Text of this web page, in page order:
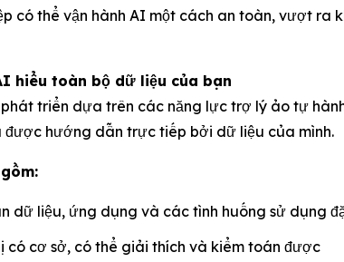
có thể vận hành AI một cách an toàn, vượt
hiểu toàn bộ dữ liệu của bạn
triển dựa trên các năng lực trợ lý ảo tự
hướng dẫn trực tiếp bởi dữ liệu của mình.
dữ liệu, ứng dụng và các tình huống sử dụng
có cơ sở, có thể giải thích và kiểm toán được